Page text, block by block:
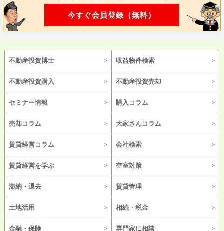
今すぐ会員登録（無料）
不動産投資博士 収益物件検索
不動産投資購入 不動産投資売却
セミナー情報 購入コラム
売却コラム 大家さんコラム
賃貸経営コラム 会社検索
賃貸経営を学ぶ 空室対策
滞納・退去 賃貸管理
土地活用 相続・税金
金融・保険 専門家に相談